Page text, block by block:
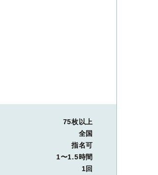
75枚以上
全国
指名可
1〜1.5時間
1回